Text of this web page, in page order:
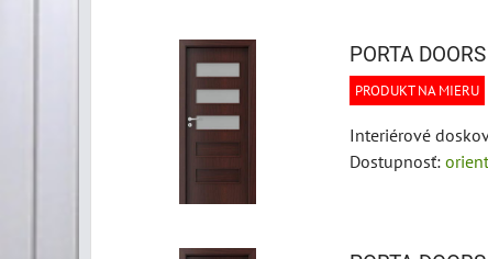
PORTA
PRODUKT NA MIERU
Interiérové
Dostupnosť: